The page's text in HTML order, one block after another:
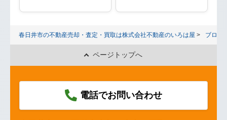
春日井市の不動産売却・査定・買取は株式会社不動産のいろは屋 ブログ
ページトップへ
電話でお問い合わせ